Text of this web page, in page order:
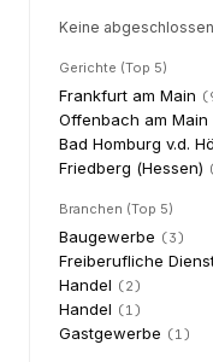
Keine
Gerichte (Top 5)
Frankfurt am Main (
Offenbach am Main
Bad Homburg v.d.
Friedberg (Hessen)
Branchen (Top 5)
Baugewerbe (3)
Freiberufliche
Handel (2)
Handel (1)
Gastgewerbe (1)